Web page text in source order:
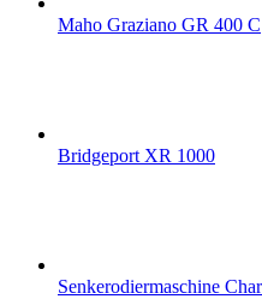
Maho Graziano GR 400 C
Bridgeport XR 1000
Senkerodiermaschine